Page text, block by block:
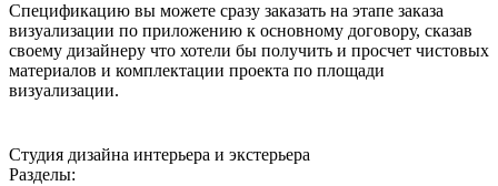
Спецификацию вы можете сразу заказать на этапе заказа
визуализации по приложению к основному договору, сказав
своему дизайнеру что хотели бы получить и просчет чистовых
материалов и комплектации проекта по площади
визуализации.
Студия дизайна интерьера и экстерьера
Разделы: